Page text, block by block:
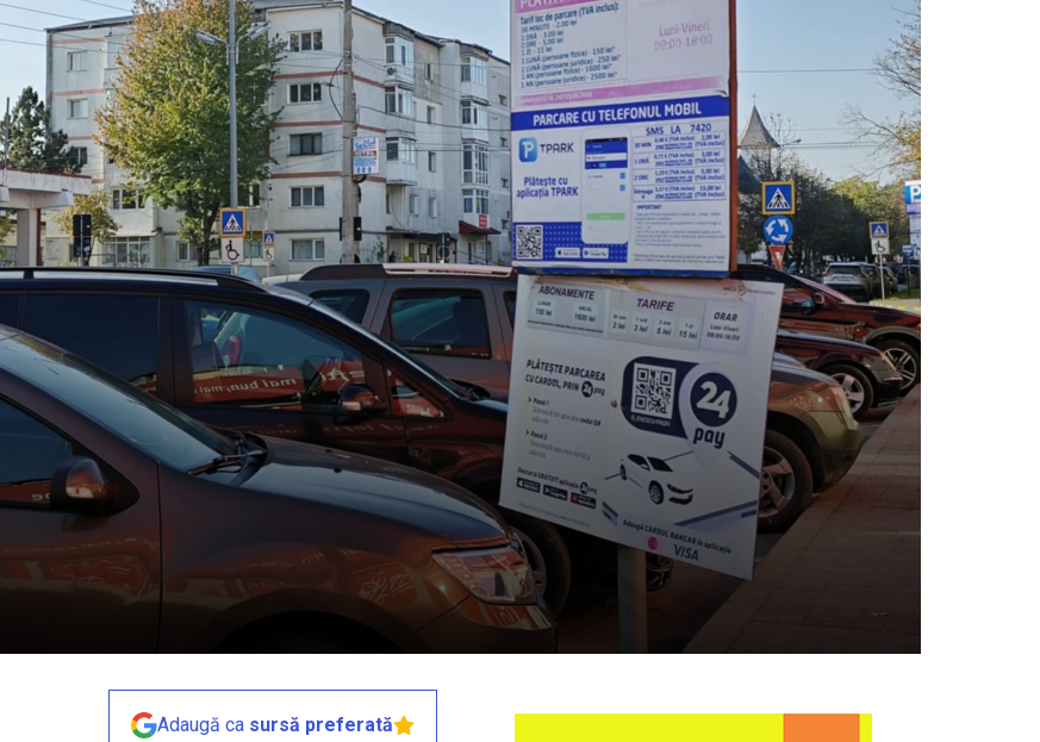
Adaugă ca sursă preferată